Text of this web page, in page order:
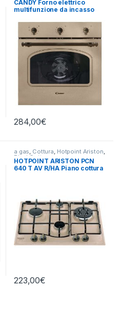
CANDY Forno elettrico
multifunzione da incasso
284,00€
a gas, Cottura, Hotpoint Ariston,
Piani Cottura
HOTPOINT ARISTON PCN
640 T AV R/HA Piano cottura
223,00€